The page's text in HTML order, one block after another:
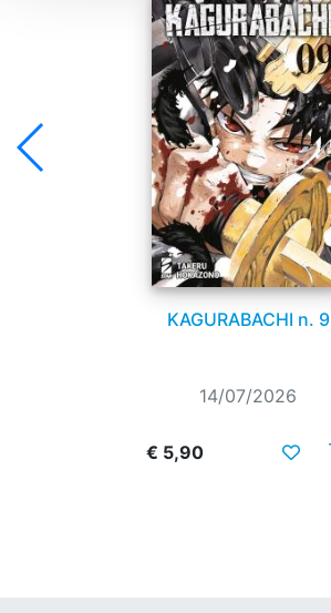
KAGURABACHI n. 9
14/07/2026
€ 5,90